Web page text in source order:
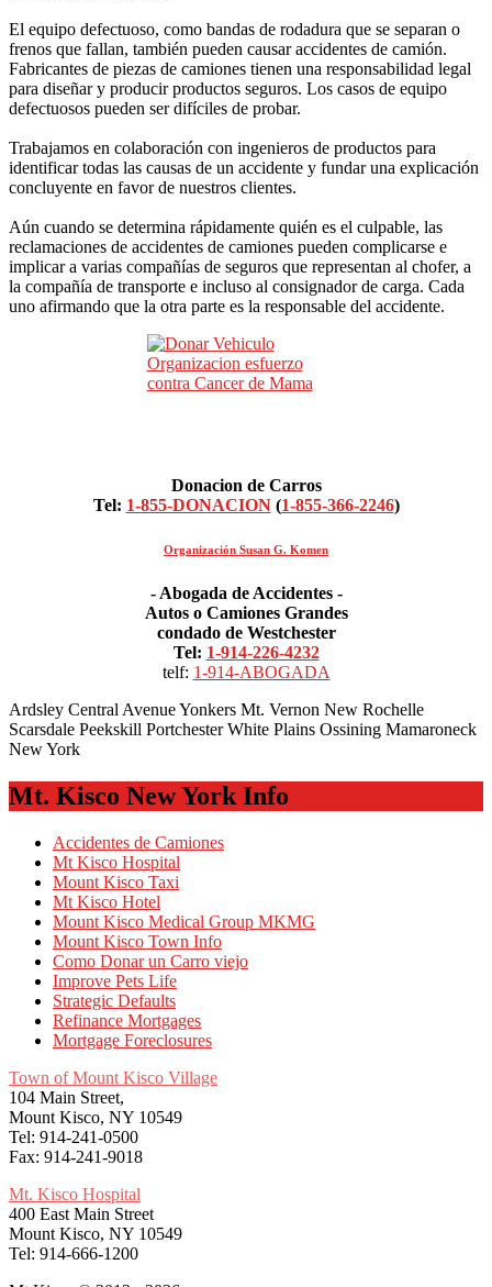
El equipo defectuoso, como bandas de rodadura que se separan o
frenos que fallan, también pueden causar accidentes de camión.
Fabricantes de piezas de camiones tienen una responsabilidad legal
para diseñar y producir productos seguros. Los casos de equipo
defectuosos pueden ser difíciles de probar.
Trabajamos en colaboración con ingenieros de productos para
identificar todas las causas de un accidente y fundar una explicación
concluyente en favor de nuestros clientes.
Aún cuando se determina rápidamente quién es el culpable, las
reclamaciones de accidentes de camiones pueden complicarse e
implicar a varias compañías de seguros que representan al chofer, a
la compañía de transporte e incluso al consignador de carga. Cada
uno afirmando que la otra parte es la responsable del accidente.
Donacion de Carros
Tel: 1-855-DONACION(1-855-366-2246)
Organización Susan G. Komen
- Abogada de Accidentes -
Autos o Camiones Grandes
condado de Westchester
Tel: 1-914-226-4232
telf: 1-914-ABOGADA
Ardsley Central Avenue Yonkers Mt. Vernon New Rochelle
Scarsdale Peekskill Portchester White Plains Ossining Mamaroneck
New York
Mt. Kisco New York Info
Accidentes de Camiones
Mt Kisco Hospital
Mount Kisco Taxi
Mt Kisco Hotel
Mount Kisco Medical Group MKMG
Mount Kisco Town Info
Como Donar un Carro viejo
Improve Pets Life
Strategic Defaults
Refinance Mortgages
Mortgage Foreclosures
Town of Mount Kisco Village
104 Main Street,
Mount Kisco, NY 10549
Tel: 914-241-0500
Fax: 914-241-9018
Mt. Kisco Hospital
400 East Main Street
Mount Kisco, NY 10549
Tel: 914-666-1200